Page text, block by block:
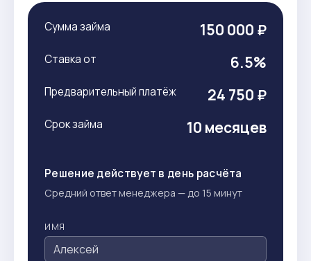
Сумма займа 150 000 ₽
Ставка от 6.5%
Предварительный платёж 24 750 ₽
Срок займа 10 месяцев
Решение действует в день расчёта
Средний ответ менеджера — до 15 минут
ИМЯ